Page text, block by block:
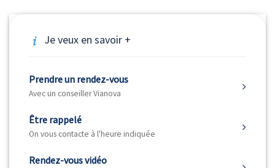
Je veux en savoir +
Prendre un rendez-vous
Avec un conseiller Vianova
Être rappelé
On vous contacte à l'heure indiquée
Rendez-vous vidéo